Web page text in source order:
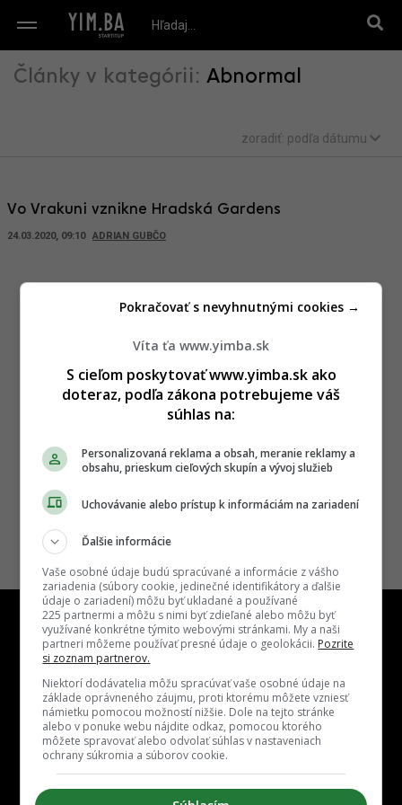
Články v kategórii: Abnormal
zoradiť: podľa dátumu
Vo Vrakuni vznikne Hradská Gardens
24.03.2020, 09:10 ADRIAN GUBČO
Kontakt Inzercia Cenník Redakcia Kariéra
Víta ťa www.yimba.sk
S cieľom poskytovať www.yimba.sk ako
doteraz, podľa zákona potrebujeme váš
súhlas na:
Personalizovaná reklama a obsah, meranie reklamy a
obsahu, prieskum cieľových skupín a vývoj služieb
Uchovávanie alebo prístup k informáciám na zariadení
Ďalšie informácie
Vaše osobné údaje budú spracúvané a informácie z vášho
zariadenia (súbory cookie, jedinečné identifikátory a ďalšie
údaje o zariadení) môžu byť ukladané a používané
225 partnermi a môžu s nimi byť zdieľané alebo môžu byť
využívané konkrétne týmito webovými stránkami. My a naši
partneri môžeme používať presné údaje o geolokácii. Pozrite
si zoznam partnerov.
Niektorí dodávatelia môžu spracúvať vaše osobné údaje na
základe oprávneného záujmu, proti ktorému môžete vzniesť
námietku pomocou možností nižšie. Dole na tejto stránke
alebo v ponuke webu nájdite odkaz, pomocou ktorého
môžete spravovať alebo odvolať súhlas v nastaveniach
ochrany súkromia a súborov cookie.
Pokračovať s nevyhnutnými cookies →